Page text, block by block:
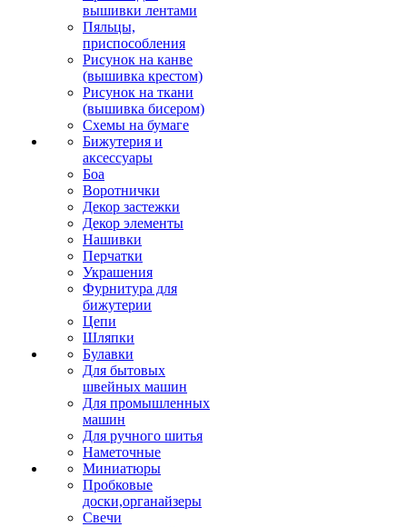
вышивки лентами
Пяльцы,
приспособления
Рисунок на канве
(вышивка крестом)
Рисунок на ткани
(вышивка бисером)
Схемы на бумаге
Бижутерия и
аксессуары
Боа
Воротнички
Декор застежки
Декор элементы
Нашивки
Перчатки
Украшения
Фурнитура для
бижутерии
Цепи
Шляпки
Булавки
Для бытовых
швейных машин
Для промышленных
машин
Для ручного шитья
Наметочные
Миниатюры
Пробковые
доски,органайзеры
Свечи